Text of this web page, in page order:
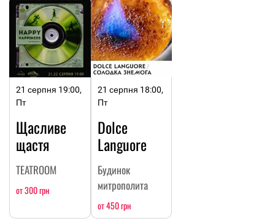
21 серпня 19:00,
Пт
Щасливе
щастя
TEATROOM
от 300 грн
21 серпня 18:00,
Пт
Dolce
Languore
Будинок
митрополита
от 450 грн